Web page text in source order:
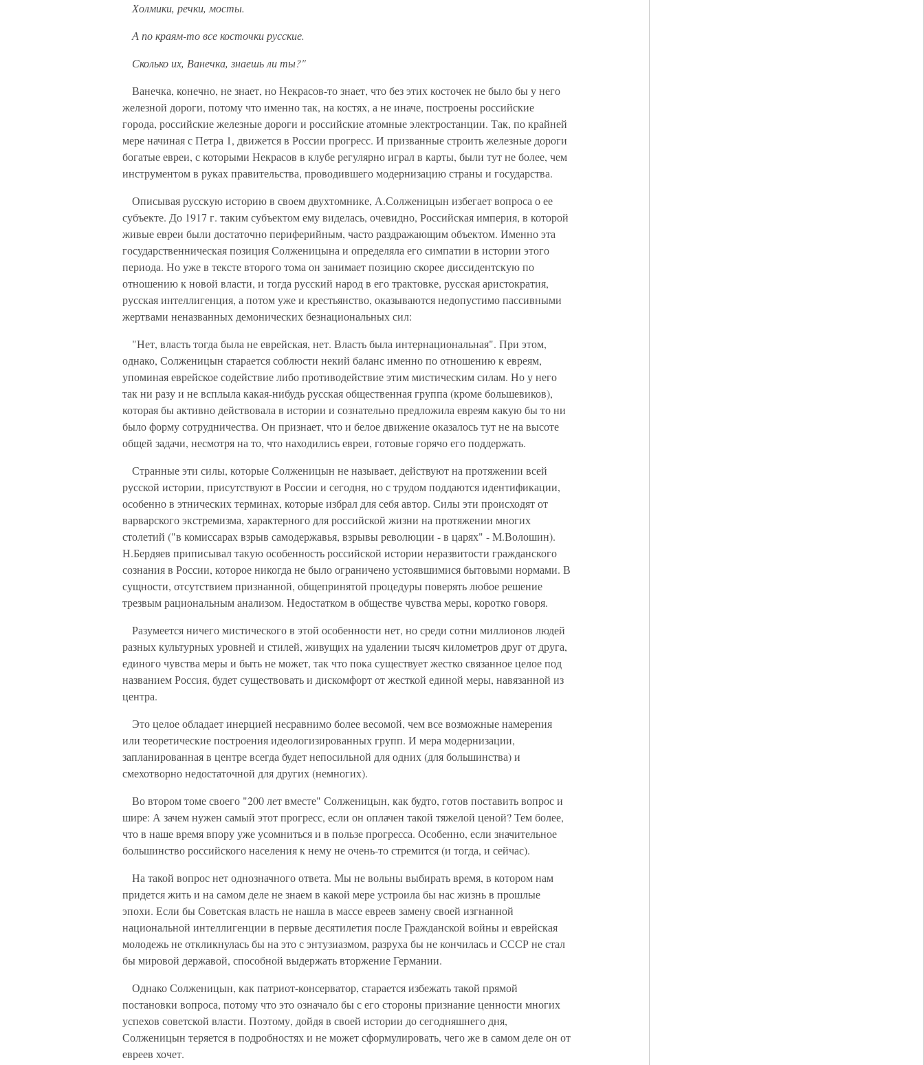
Холмики, речки, мосты.
А по краям-то все косточки русские.
Сколько их, Ванечка, знаешь ли ты?"
Ванечка, конечно, не знает, но Некрасов-то знает, что без этих косточек не было бы у него
железной дороги, потому что именно так, на костях, а не иначе, построены российские
города, российские железные дороги и российские атомные электростанции. Так, по крайней
мере начиная с Петра 1, движется в России прогресс. И призванные строить железные дороги
богатые евреи, с которыми Некрасов в клубе регулярно играл в карты, были тут не более, чем
инструментом в руках правительства, проводившего модернизацию страны и государства.
Описывая русскую историю в своем двухтомнике, А.Солженицын избегает вопроса о ее
субъекте. До 1917 г. таким субъектом ему виделась, очевидно, Российская империя, в которой
живые евреи были достаточно периферийным, часто раздражающим объектом. Именно эта
государственническая позиция Солженицына и определяла его симпатии в истории этого
периода. Но уже в тексте второго тома он занимает позицию скорее диссидентскую по
отношению к новой власти, и тогда русский народ в его трактовке, русская аристократия,
русская интеллигенция, а потом уже и крестьянство, оказываются недопустимо пассивными
жертвами неназванных демонических безнациональных сил:
"Нет, власть тогда была не еврейская, нет. Власть была интернациональная". При этом,
однако, Солженицын старается соблюсти некий баланс именно по отношению к евреям,
упоминая еврейское содействие либо противодействие этим мистическим силам. Но у него
так ни разу и не всплыла какая-нибудь русская общественная группа (кроме большевиков),
которая бы активно действовала в истории и сознательно предложила евреям какую бы то ни
было форму сотрудничества. Он признает, что и белое движение оказалось тут не на высоте
общей задачи, несмотря на то, что находились евреи, готовые горячо его поддержать.
Странные эти силы, которые Солженицын не называет, действуют на протяжении всей
русской истории, присутствуют в России и сегодня, но с трудом поддаются идентификации,
особенно в этнических терминах, которые избрал для себя автор. Силы эти происходят от
варварского экстремизма, характерного для российской жизни на протяжении многих
столетий ("в комиссарах взрыв самодержавья, взрывы революции - в царях" - М.Волошин).
Н.Бердяев приписывал такую особенность российской истории неразвитости гражданского
сознания в России, которое никогда не было ограничено устоявшимися бытовыми нормами. В
сущности, отсутствием признанной, общепринятой процедуры поверять любое решение
трезвым рациональным анализом. Недостатком в обществе чувства меры, коротко говоря.
Разумеется ничего мистического в этой особенности нет, но среди сотни миллионов людей
разных культурных уровней и стилей, живущих на удалении тысяч километров друг от друга,
единого чувства меры и быть не может, так что пока существует жестко связанное целое под
названием Россия, будет существовать и дискомфорт от жесткой единой меры, навязанной из
центра.
Это целое обладает инерцией несравнимо более весомой, чем все возможные намерения
или теоретические построения идеологизированных групп. И мера модернизации,
запланированная в центре всегда будет непосильной для одних (для большинства) и
смехотворно недостаточной для других (немногих).
Во втором томе своего "200 лет вместе" Солженицын, как будто, готов поставить вопрос и
шире: А зачем нужен самый этот прогресс, если он оплачен такой тяжелой ценой? Тем более,
что в наше время впору уже усомниться и в пользе прогресса. Особенно, если значительное
большинство российского населения к нему не очень-то стремится (и тогда, и сейчас).
На такой вопрос нет однозначного ответа. Мы не вольны выбирать время, в котором нам
придется жить и на самом деле не знаем в какой мере устроила бы нас жизнь в прошлые
эпохи. Если бы Советская власть не нашла в массе евреев замену своей изгнанной
национальной интеллигенции в первые десятилетия после Гражданской войны и еврейская
молодежь не откликнулась бы на это с энтузиазмом, разруха бы не кончилась и СССР не стал
бы мировой державой, способной выдержать вторжение Германии.
Однако Солженицын, как патриот-консерватор, старается избежать такой прямой
постановки вопроса, потому что это означало бы с его стороны признание ценности многих
успехов советской власти. Поэтому, дойдя в своей истории до сегодняшнего дня,
Солженицын теряется в подробностях и не может сформулировать, чего же в самом деле он от
евреев хочет.